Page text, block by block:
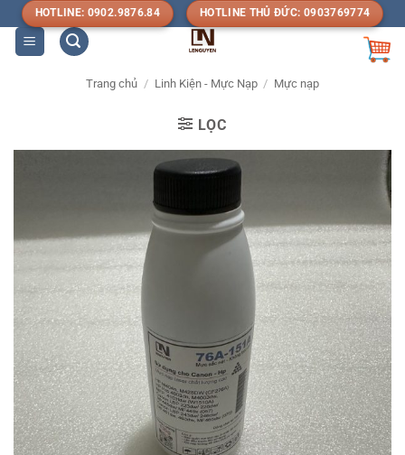
qua
nội
HOTLINE: 0902.9876.84 HOTLINE THỦ ĐỨC: 0903769774
Trang chủ / Linh Kiện - Mực Nạp / Mực nạp
LỌC